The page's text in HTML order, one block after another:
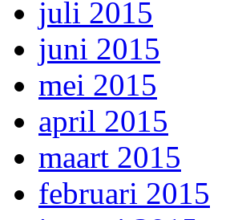
juli 2015
juni 2015
mei 2015
april 2015
maart 2015
februari 2015